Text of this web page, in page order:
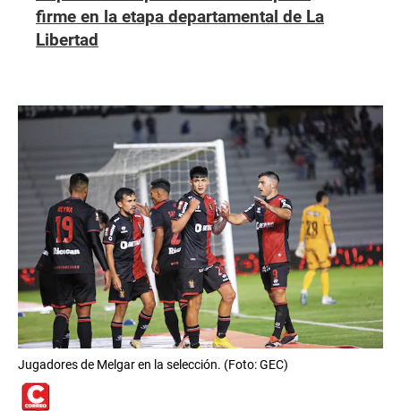
firme en la etapa departamental de La
Libertad
Jugadores de Melgar en la selección. (Foto: GEC)